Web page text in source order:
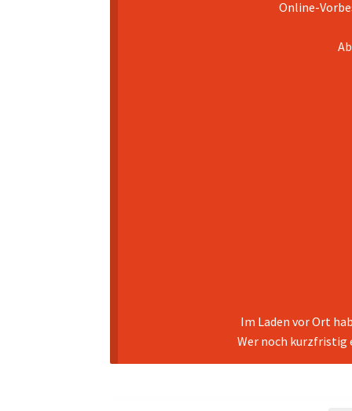
Online-
Im Laden vor Ort
Wer noch kurzfristig